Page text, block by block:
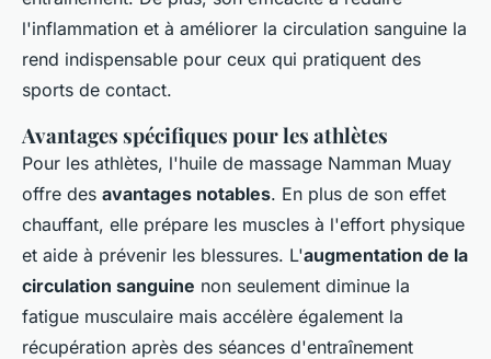
l'inflammation et à améliorer la circulation sanguine la
rend indispensable pour ceux qui pratiquent des
sports de contact.
Avantages spécifiques pour les athlètes
Pour les athlètes, l'huile de massage Namman Muay
offre des avantages notables. En plus de son effet
chauffant, elle prépare les muscles à l'effort physique
et aide à prévenir les blessures. L'augmentation de la
circulation sanguine non seulement diminue la
fatigue musculaire mais accélère également la
récupération après des séances d'entraînement